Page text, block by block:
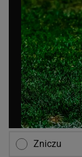
Zniczu